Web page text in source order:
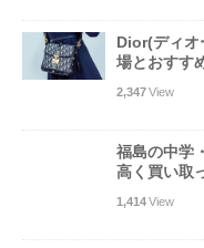
Dior(ディオ
場とおすす
2,347View
福島の中学
高く買い取
1,414View